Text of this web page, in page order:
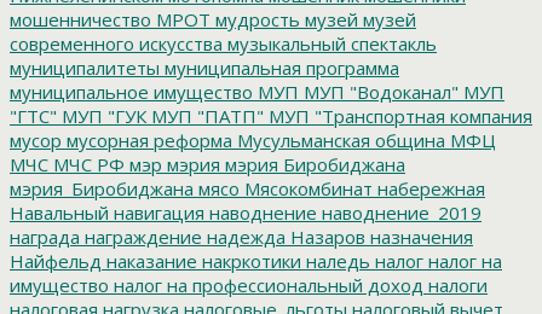
мошенничество МРОТ мудрость музей музей
современного искусства музыкальный спектакль
муниципалитеты муниципальная программа
муниципальное имущество МУП МУП "Водоканал" МУП
"ГТС" МУП "ГУКМУП "ПАТП" МУП "Транспортная компания
мусор мусорная реформа Мусульманская община МФЦ
МЧС МЧС РФ мэр мэрия мэрия Биробиджана
мэрия_Биробиджана мясо Мясокомбинат набережная
Навальный навигация наводнение наводнение_2019
награда награждение надежда Назаров назначения
Найфельд наказание накркотики наледь налог налог на
имущество налог на профессиональный доход налоги